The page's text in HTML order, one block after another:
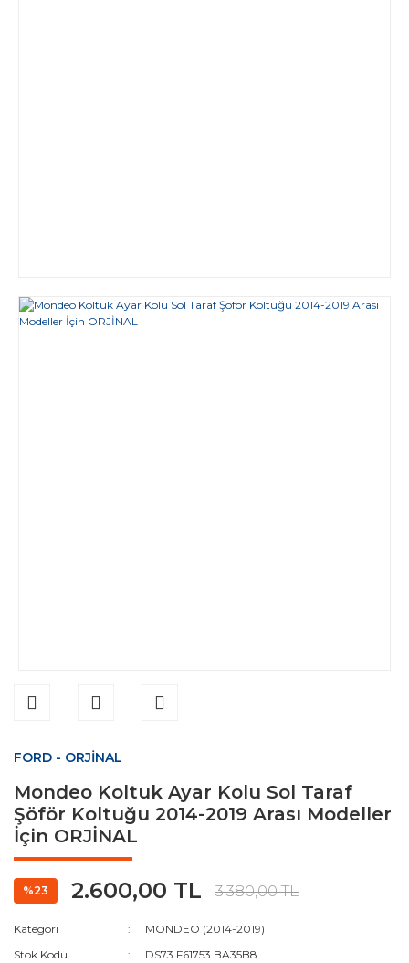
FORD - ORJİNAL
Mondeo Koltuk Ayar Kolu Sol Taraf
Şöför Koltuğu 2014-2019 Arası Modeller
İçin ORJİNAL
%23 2.600,00 TL 3.380,00 TL
Kategori
MONDEO (2014-2019)
Stok Kodu
DS73 F61753 BA35B8